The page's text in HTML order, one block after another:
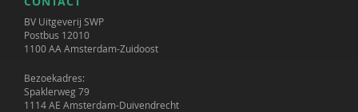
BV Uitgeverij SWP
Postbus 12010
1100 AA Amsterdam-Zuidoost
Bezoekadres:
Spaklerweg 79
1114 AE Amsterdam-Duivendrecht